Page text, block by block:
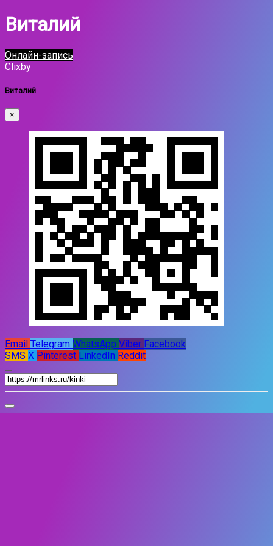
Виталий
Онлайн-запись
Clixby
Виталий
×
Email Telegram WhatsApp Viber Facebook
SMS X Pinterest LinkedIn Reddit